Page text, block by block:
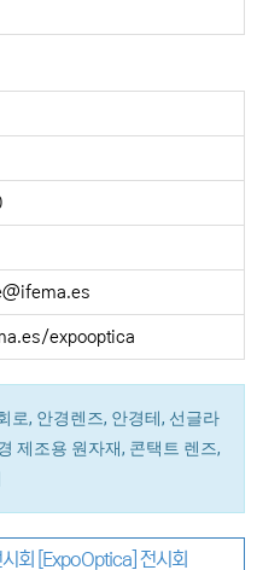
expooptica
로, 안경렌즈, 안경테, 선글라
제조용 원자재, 콘택트 렌즈,
회 [ExpoOptica] 전시회